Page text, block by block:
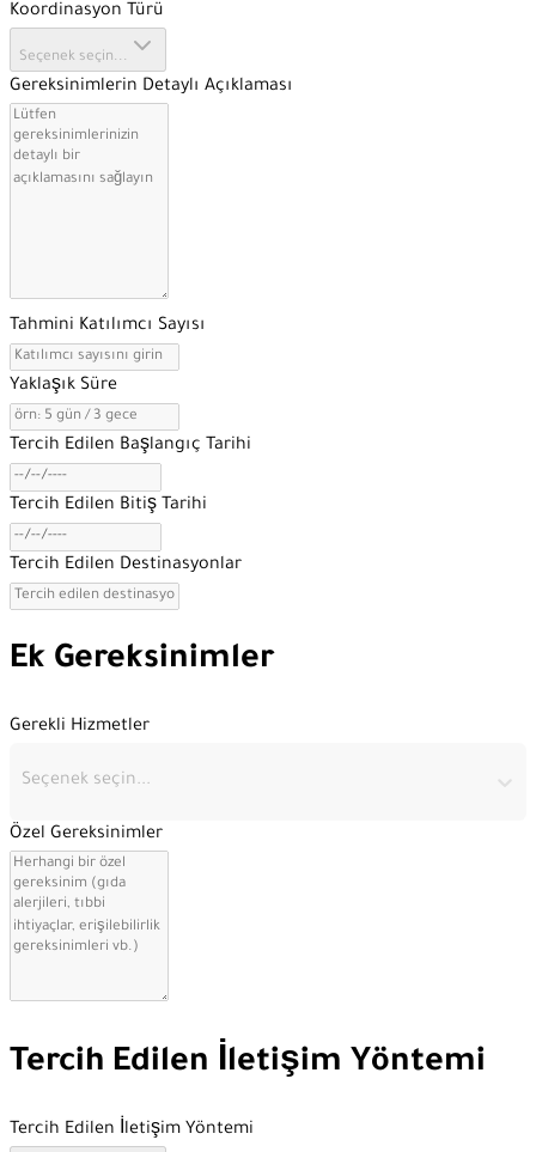
Koordinasyon Türü
Seçenek seçin...
Gereksinimlerin Detaylı Açıklaması
Tahmini Katılımcı Sayısı
Yaklaşık Süre
Tercih Edilen Başlangıç Tarihi
Tercih Edilen Bitiş Tarihi
Tercih Edilen Destinasyonlar
Ek Gereksinimler
Gerekli Hizmetler
Seçenek seçin...
Özel Gereksinimler
Tercih Edilen İletişim Yöntemi
Tercih Edilen İletişim Yöntemi